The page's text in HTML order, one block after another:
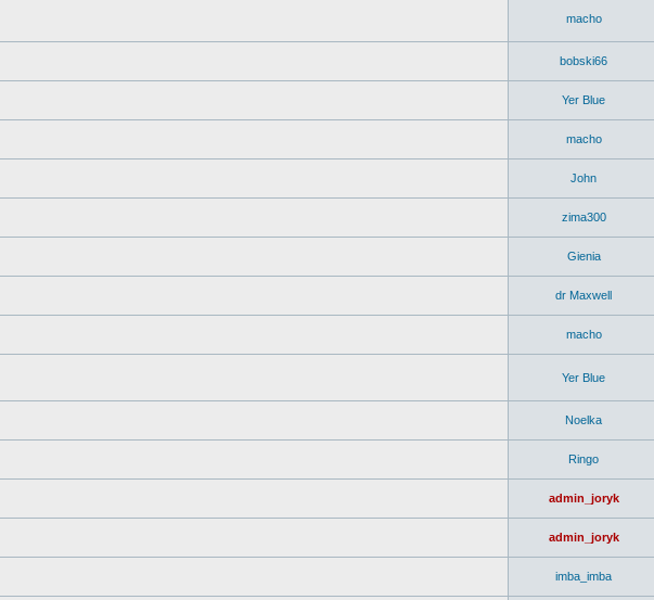
macho
bobski66
Yer Blue
macho
John
zima300
Gienia
dr Maxwell
macho
Yer Blue
Noelka
Ringo
admin_joryk
admin_joryk
imba_imba